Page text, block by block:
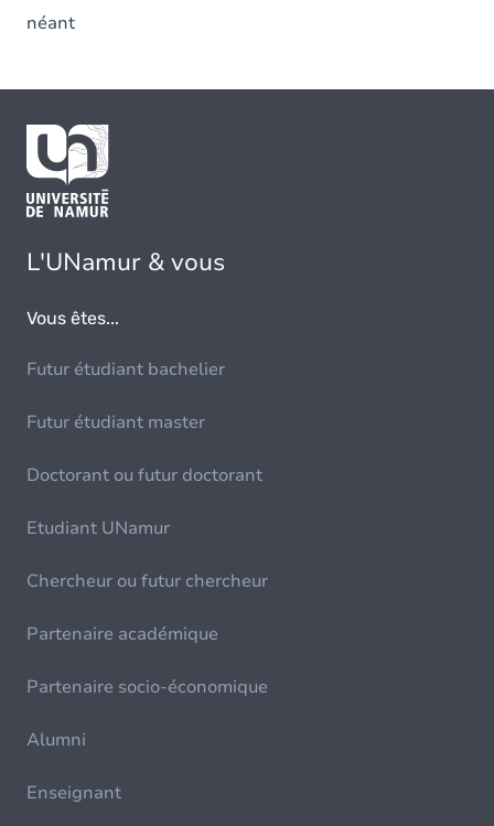
néant
L'UNamur & vous
Vous êtes...
Futur étudiant bachelier
Futur étudiant master
Doctorant ou futur doctorant
Etudiant UNamur
Chercheur ou futur chercheur
Partenaire académique
Partenaire socio-économique
Alumni
Enseignant